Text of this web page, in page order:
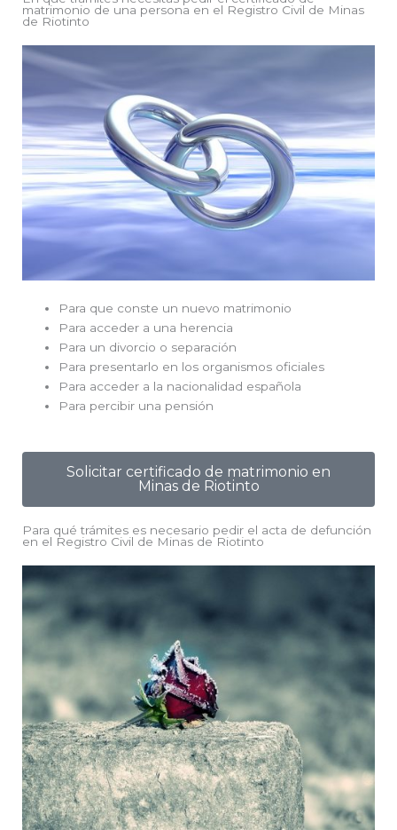
matrimonio de una persona en el Registro Civil de Minas
de Riotinto
Para que conste un nuevo matrimonio
Para acceder a una herencia
Para un divorcio o separación
Para presentarlo en los organismos oficiales
Para acceder a la nacionalidad española
Para percibir una pensión
Solicitar certificado de matrimonio en
Minas de Riotinto
Para qué trámites es necesario pedir el acta de defunción
en el Registro Civil de Minas de Riotinto